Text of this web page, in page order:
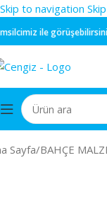
Skip to navigation
ile görüşebilirsiniz.
Sayfa/BAHÇE